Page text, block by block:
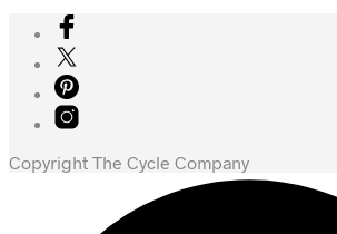
Copyright The Cycle Company